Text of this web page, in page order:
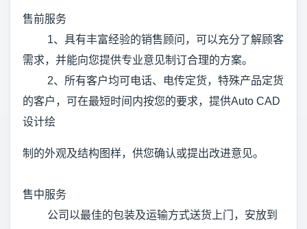
售前服务
1、具有丰富经验的销售顾问，可以充分了解顾客
需求，并能向您提供专业意见制订合理的方案。
2、所有客户均可电话、电传定货，特殊产品定货
的客户，可在最短时间内按您的要求，提供Auto CAD
设计绘
制的外观及结构图样，供您确认或提出改进意见。
售中服务
公司以最佳的包装及运输方式送货上门，安放到